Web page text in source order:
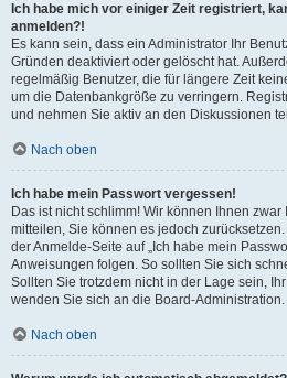
Ich habe mich vor einiger Zeit registriert,
anmelden?!
Es kann sein, dass ein Administrator Ihr
Gründen deaktiviert oder gelöscht hat.
regelmäßig Benutzer, die für längere Zeit
um die Datenbankgröße zu verringern.
und nehmen Sie aktiv an den Diskussionen
Nach oben
Ich habe mein Passwort vergessen!
Das ist nicht schlimm! Wir können Ihnen
mitteilen, Sie können es jedoch
der Anmelde-Seite auf „Ich habe mein
Anweisungen folgen. So sollten Sie sich
Sollten Sie trotzdem nicht in der Lage sein,
wenden Sie sich an die Board-Administration.
Nach oben